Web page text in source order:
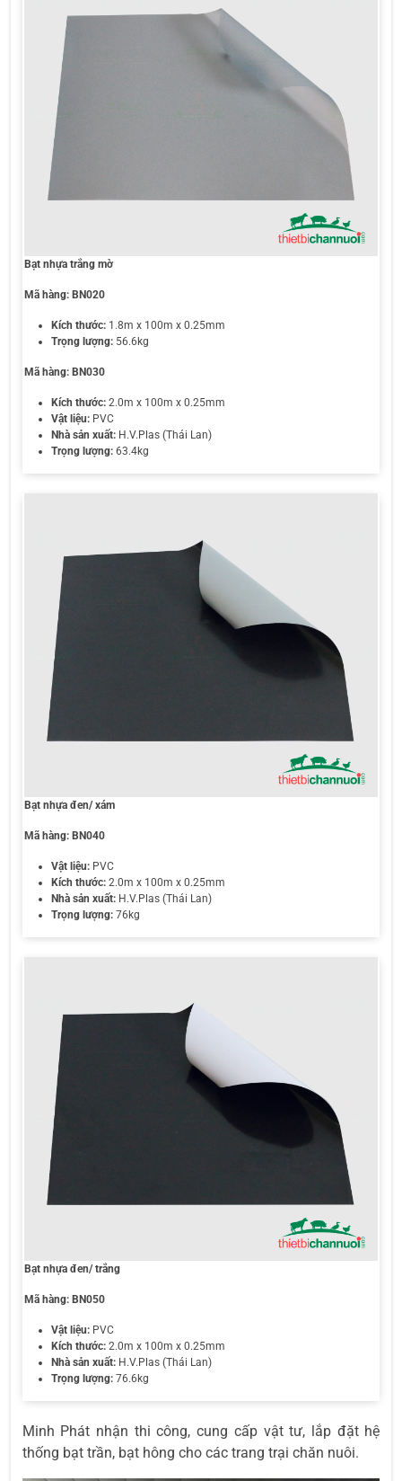
Bạt nhựa trắng mờ
Mã hàng: BN020
Kích thước:1.8m x 100m x 0.25mm
Trọng lượng:56.6kg
Mã hàng: BN030
Kích thước:2.0m x 100m x 0.25mm
Vật liệu:PVC
Nhà sản xuất:H.V.Plas (Thái Lan)
Trọng lượng:63.4kg
Bạt nhựa đen/ xám
Mã hàng: BN040
Vật liệu:PVC
Kích thước:2.0m x 100m x 0.25mm
Nhà sản xuất:H.V.Plas (Thái Lan)
Trọng lượng:76kg
Bạt nhựa đen/ trắng
Mã hàng: BN050
Vật liệu:PVC
Kích thước:2.0m x 100m x 0.25mm
Nhà sản xuất:H.V.Plas (Thái Lan)
Trọng lượng:76.6kg
Minh Phát nhận thi công, cung cấp vật tư, lắp đặt hệ
thống bạt trần, bạt hông cho các trang trại chăn nuôi.